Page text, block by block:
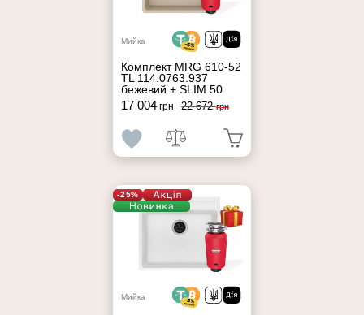
Мийка
Комплект MRG 610-52
TL 114.0763.937
бежевий + SLIM 50
17 004 грн 22 672грн
-25%
Мийка